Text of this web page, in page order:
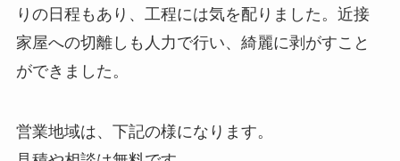
りの日程もあり、工程には気を配りました。近接
家屋への切離しも人力で行い、綺麗に剥がすこと
ができました。
営業地域は、下記の様になります。